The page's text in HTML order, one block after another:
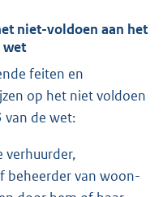
niet-voldoen aan het
wet
feiten en
op het niet voldoen
van de wet:
verhuurder,
beheerder van woon-